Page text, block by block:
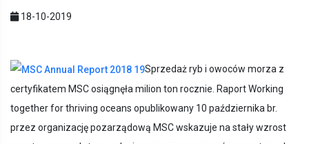
18-10-2019
Sprzedaż ryb i owoców morza z
certyfikatem MSC osiągnęła milion ton rocznie. Raport Working
together for thriving oceans opublikowany 10 października br.
przez organizację pozarządową MSC wskazuje na stały wzrost